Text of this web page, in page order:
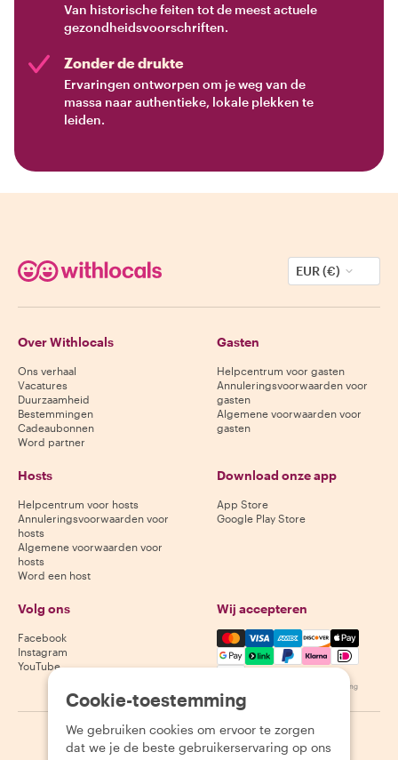
Van historische feiten tot de meest actuele
gezondheidsvoorschriften.
Zonder de drukte
Ervaringen ontworpen om je weg van de
massa naar authentieke, lokale plekken te
leiden.
EUR (€)
Over Withlocals
Ons verhaal
Vacatures
Duurzaamheid
Bestemmingen
Cadeaubonnen
Word partner
Gasten
Helpcentrum voor gasten
Annuleringsvoorwaarden voor
gasten
Algemene voorwaarden voor
gasten
Hosts
Helpcentrum voor hosts
Annuleringsvoorwaarden voor
hosts
Algemene voorwaarden voor
hosts
Word een host
Download onze app
App Store
Google Play Store
Volg ons
Facebook
Instagram
YouTube
Wij accepteren
Mastercard, Visa, Amex,
Beschikbaarheid varieert per bestemming
2026 Withlocals.com Privacybeleid Cookies
Cookie-toestemming
We gebruiken cookies om ervoor te zorgen
dat we je de beste gebruikerservaring op ons